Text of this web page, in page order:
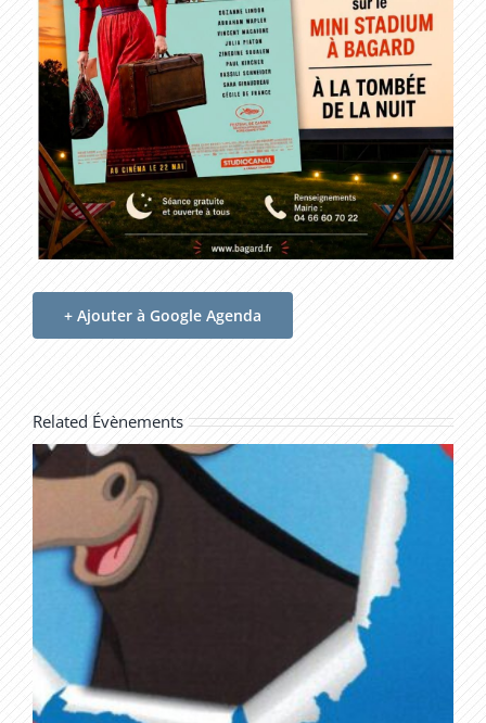
+ Ajouter à Google Agenda
Related Évènements